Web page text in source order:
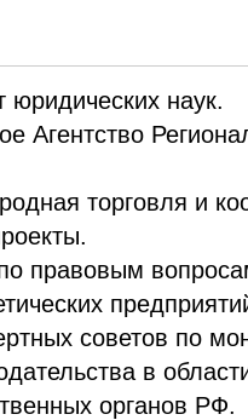
юридических наук.
Агентство
торговля и
правовым
советов по
в
органов РФ.